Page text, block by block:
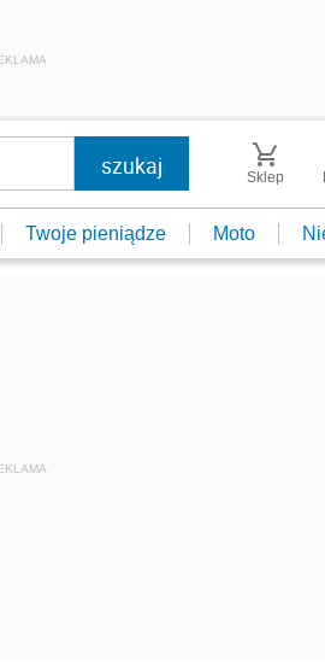
Sklep
Twoje pieniądze Moto